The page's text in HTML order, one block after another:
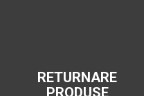
RETURNARE
PRODUSE